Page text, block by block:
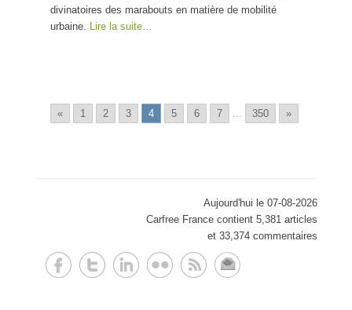
divinatoires des marabouts en matière de mobilité
urbaine. Lire la suite…
« 1 2 3 4 5 6 7 350 »
Aujourd'hui le 07-08-2026
Carfree France contient 5,381 articles
et 33,374 commentaires